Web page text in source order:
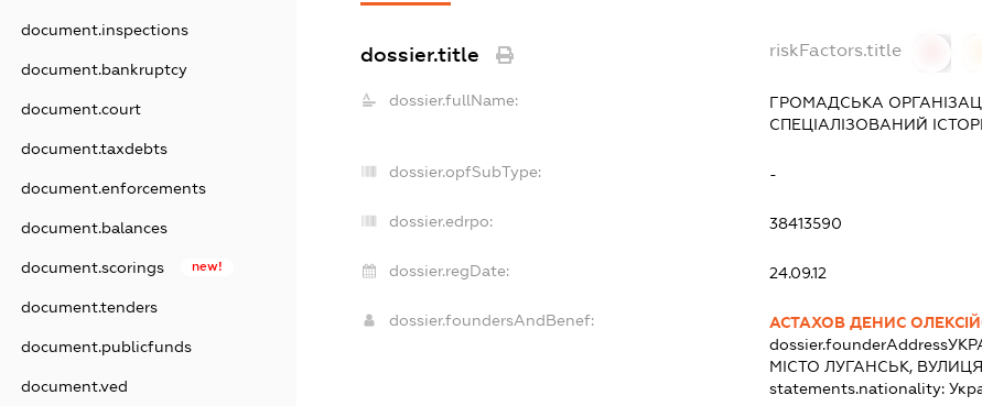
document.inspections
document.bankruptcy
document.court
document.taxdebts
document.enforcements
document.balances
document.scorings new!
document.tenders
document.publicfunds
document.ved
dossier.title riskFactors.title
dossier.fullName:
ГРОМАДСЬКА
СПЕЦІАЛІЗОВАНИЙ
dossier.opfSubType: -
dossier.edrpo: 38413590
dossier.regDate: 24.09.12
dossier.foundersAndBenef:
АСТАХОВ ДЕНИС
dossier.founderAddress
МІСТО ЛУГАНСЬК,
statements.nationality: